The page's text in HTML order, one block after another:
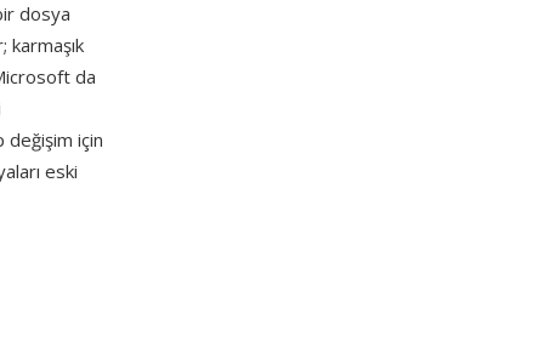
dosya
da
değişim için
eski